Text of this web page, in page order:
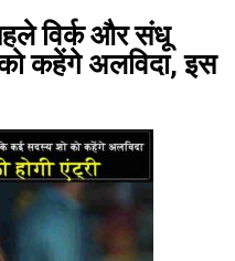
विर्क और संधू
कहेंगे अलविदा, इस